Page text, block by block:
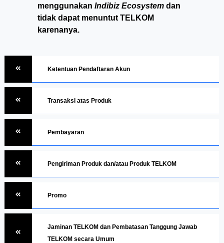
menggunakan Indibiz Ecosystem dan
tidak dapat menuntut TELKOM
karenanya.
Ketentuan Pendaftaran Akun
Transaksi atas Produk
Pembayaran
Pengiriman Produk dan/atau Produk TELKOM
Promo
Jaminan TELKOM dan Pembatasan Tanggung Jawab
TELKOM secara Umum